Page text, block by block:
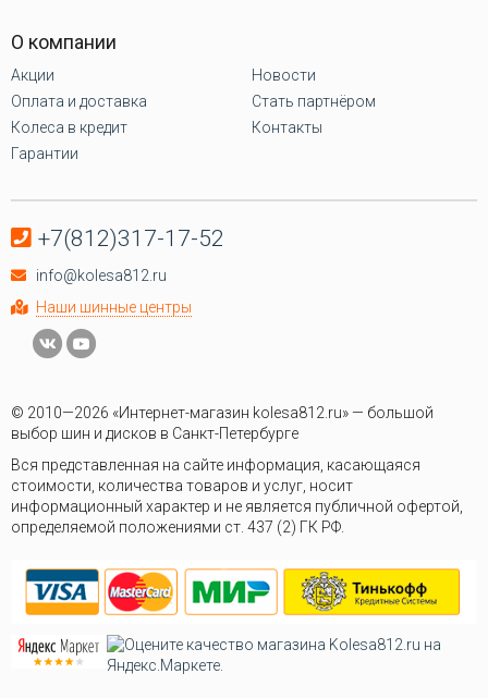
О компании
Акции
Оплата и доставка
Колеса в кредит
Гарантии
Новости
Стать партнёром
Контакты
+7(812)317-17-52
info@kolesa812.ru
Наши шинные центры
© 2010—2026 «Интернет-магазин kolesa812.ru» — большой
выбор шин и дисков в Санкт-Петербурге
Вся представленная на сайте информация, касающаяся
стоимости, количества товаров и услуг, носит
информационный характер и не является публичной офертой,
определяемой положениями ст. 437 (2) ГК РФ.